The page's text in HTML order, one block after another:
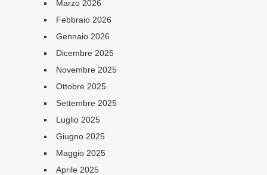
Marzo 2026
Febbraio 2026
Gennaio 2026
Dicembre 2025
Novembre 2025
Ottobre 2025
Settembre 2025
Luglio 2025
Giugno 2025
Maggio 2025
Aprile 2025